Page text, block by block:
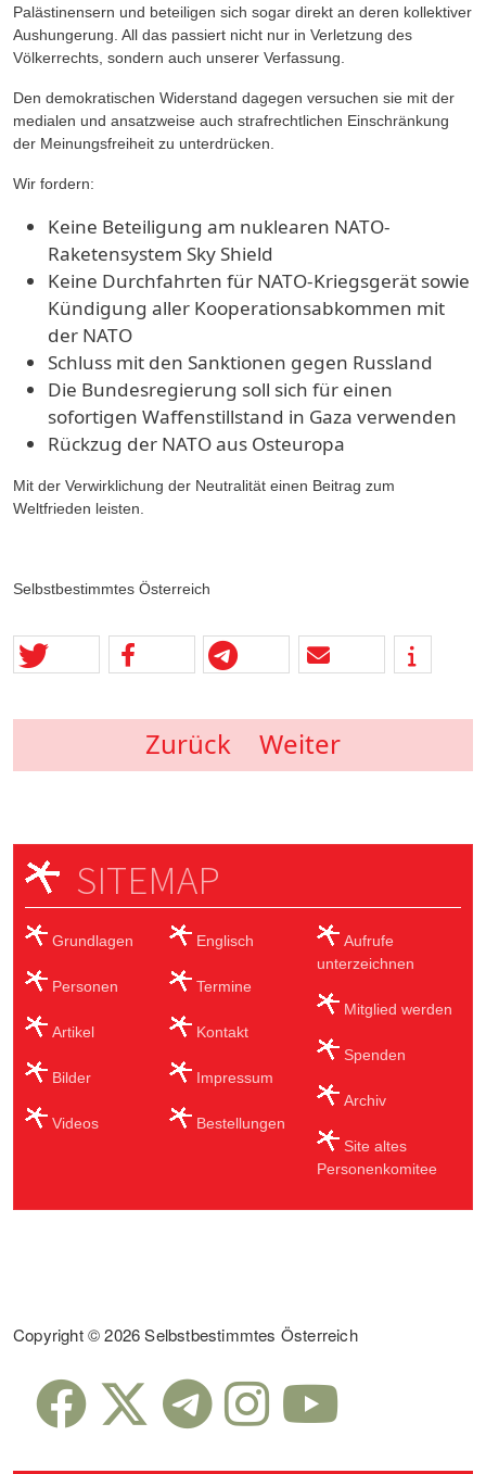
Palästinensern und beteiligen sich sogar direkt an deren kollektiver
Aushungerung. All das passiert nicht nur in Verletzung des
Völkerrechts, sondern auch unserer Verfassung.
Den demokratischen Widerstand dagegen versuchen sie mit der
medialen und ansatzweise auch strafrechtlichen Einschränkung
der Meinungsfreiheit zu unterdrücken.
Wir fordern:
Keine Beteiligung am nuklearen NATO-
Raketensystem Sky Shield
Keine Durchfahrten für NATO-Kriegsgerät sowie
Kündigung aller Kooperationsabkommen mit
der NATO
Schluss mit den Sanktionen gegen Russland
Die Bundesregierung soll sich für einen
sofortigen Waffenstillstand in Gaza verwenden
Rückzug der NATO aus Osteuropa
Mit der Verwirklichung der Neutralität einen Beitrag zum
Weltfrieden leisten.
Selbstbestimmtes Österreich
Zurück Weiter
SITEMAP
Grundlagen
Personen
Artikel
Bilder
Videos
Englisch
Termine
Kontakt
Impressum
Bestellungen
Aufrufe
unterzeichnen
Mitglied werden
Spenden
Archiv
Site altes
Personenkomitee
Copyright © 2026 Selbstbestimmtes Österreich